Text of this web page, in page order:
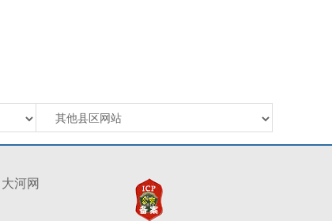
大河网